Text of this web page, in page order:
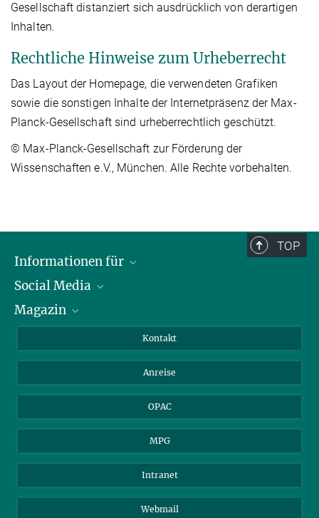
Gesellschaft distanziert sich ausdrücklich von derartigen
Inhalten.
Rechtliche Hinweise zum Urheberrecht
Das Layout der Homepage, die verwendeten Grafiken
sowie die sonstigen Inhalte der Internetpräsenz der Max-
Planck-Gesellschaft sind urheberrechtlich geschützt.
© Max-Planck-Gesellschaft zur Förderung der
Wissenschaften e.V., München. Alle Rechte vorbehalten.
TOP
Informationen für
Journalist*innen
Stipendiat*innen
Social Media
LinkedIn
Magazin
Kontakt
Anreise
OPAC
MPG
Intranet
Webmail